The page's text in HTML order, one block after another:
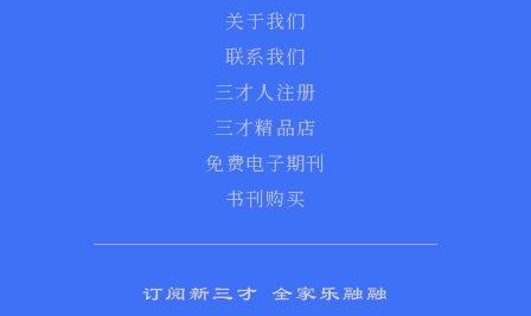
关于我们
联系我们
三才人注册
三才精品店
免费电子期刊
书刊购买
订阅新三才 全家乐融融